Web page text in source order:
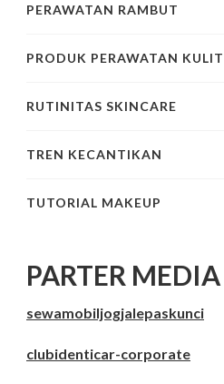
PERAWATAN RAMBUT
PRODUK PERAWATAN KULIT
RUTINITAS SKINCARE
TREN KECANTIKAN
TUTORIAL MAKEUP
PARTER MEDIA
sewamobiljogjalepaskunci
clubidenticar-corporate